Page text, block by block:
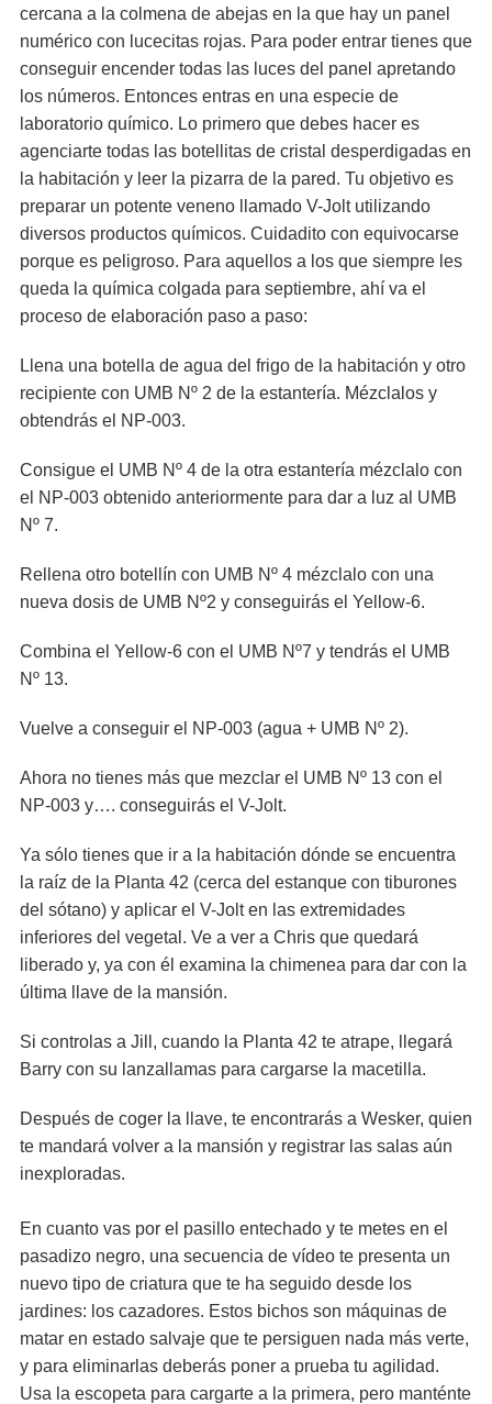
cercana a la colmena de abejas en la que hay un panel
numérico con lucecitas rojas. Para poder entrar tienes que
conseguir encender todas las luces del panel apretando
los números. Entonces entras en una especie de
laboratorio químico. Lo primero que debes hacer es
agenciarte todas las botellitas de cristal desperdigadas en
la habitación y leer la pizarra de la pared. Tu objetivo es
preparar un potente veneno llamado V-Jolt utilizando
diversos productos químicos. Cuidadito con equivocarse
porque es peligroso. Para aquellos a los que siempre les
queda la química colgada para septiembre, ahí va el
proceso de elaboración paso a paso:
Llena una botella de agua del frigo de la habitación y otro
recipiente con UMB Nº 2 de la estantería. Mézclalos y
obtendrás el NP-003.
Consigue el UMB Nº 4 de la otra estantería mézclalo con
el NP-003 obtenido anteriormente para dar a luz al UMB
Nº 7.
Rellena otro botellín con UMB Nº 4 mézclalo con una
nueva dosis de UMB Nº2 y conseguirás el Yellow-6.
Combina el Yellow-6 con el UMB Nº7 y tendrás el UMB
Nº 13.
Vuelve a conseguir el NP-003 (agua + UMB Nº 2).
Ahora no tienes más que mezclar el UMB Nº 13 con el
NP-003 y…. conseguirás el V-Jolt.
Ya sólo tienes que ir a la habitación dónde se encuentra
la raíz de la Planta 42 (cerca del estanque con tiburones
del sótano) y aplicar el V-Jolt en las extremidades
inferiores del vegetal. Ve a ver a Chris que quedará
liberado y, ya con él examina la chimenea para dar con la
última llave de la mansión.
Si controlas a Jill, cuando la Planta 42 te atrape, llegará
Barry con su lanzallamas para cargarse la macetilla.
Después de coger la llave, te encontrarás a Wesker, quien
te mandará volver a la mansión y registrar las salas aún
inexploradas.
En cuanto vas por el pasillo entechado y te metes en el
pasadizo negro, una secuencia de vídeo te presenta un
nuevo tipo de criatura que te ha seguido desde los
jardines: los cazadores. Estos bichos son máquinas de
matar en estado salvaje que te persiguen nada más verte,
y para eliminarlas deberás poner a prueba tu agilidad.
Usa la escopeta para cargarte a la primera, pero manténte